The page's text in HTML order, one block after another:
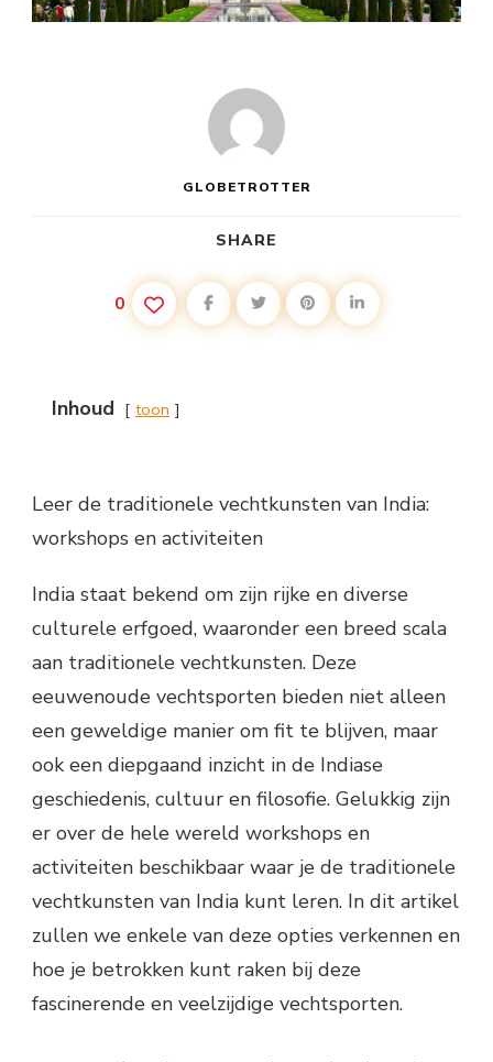
GLOBETROTTER
SHARE
0
Inhoud toon
Leer de traditionele vechtkunsten van India:
workshops en activiteiten
India staat bekend om zijn rijke en diverse
culturele erfgoed, waaronder een breed scala
aan traditionele vechtkunsten. Deze
eeuwenoude vechtsporten bieden niet alleen
een geweldige manier om fit te blijven, maar
ook een diepgaand inzicht in de Indiase
geschiedenis, cultuur en filosofie. Gelukkig zijn
er over de hele wereld workshops en
activiteiten beschikbaar waar je de traditionele
vechtkunsten van India kunt leren. In dit artikel
zullen we enkele van deze opties verkennen en
hoe je betrokken kunt raken bij deze
fascinerende en veelzijdige vechtsporten.